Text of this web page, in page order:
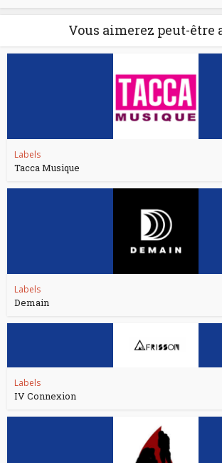
Vous aimerez peut-être
Labels
Tacca Musique
Labels
Demain
Labels
IV Connexion